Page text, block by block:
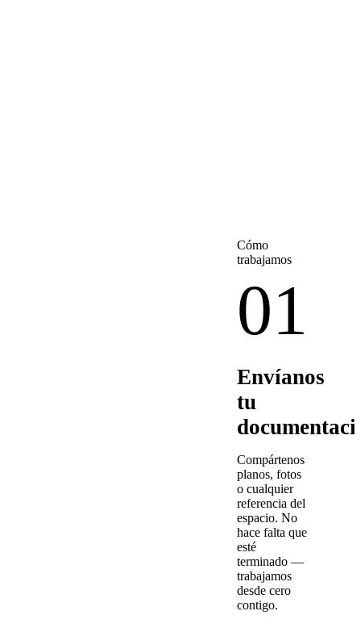
Cómo
trabajamos
01
Envíanos
tu
Compártenos
planos, fotos
o cualquier
referencia del
espacio. No
hace falta que
esté
terminado —
trabajamos
desde cero
contigo.